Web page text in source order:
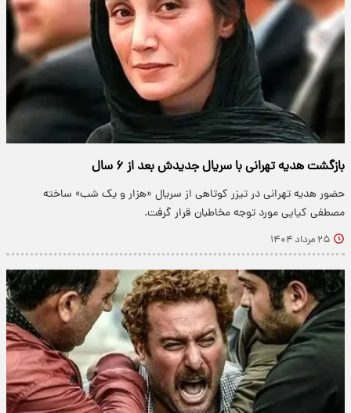
بازگشت هدیه تهرانی با سریال جدیدش بعد از ۶ سال
حضور هدیه تهرانی در تیزر کوتاهی از سریال «هزار و یک شب» ساخته
مصطفی کیایی مورد توجه مخاطبان قرار گرفت.
۲۵ مرداد ۱۴۰۴